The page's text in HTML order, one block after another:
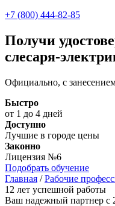
+7 (800) 444-82-85
Получи
слесаря-
Официально, с
Быстро
от 1 до 4 дней
Доступно
Лучшие в городе цены
Законно
Лицензия №6
Подобрать обучение
Главная /Рабочие
12 лет успешной работы
Ваш надежный партнер с